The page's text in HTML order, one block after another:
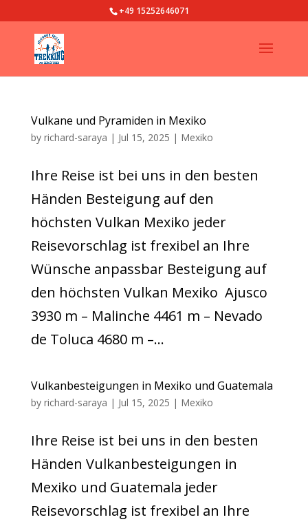
+49 15252646071
Vulkane und Pyramiden in Mexiko
by richard-saraya | Jul 15, 2025 | Mexiko
Ihre Reise ist bei uns in den besten
Händen Besteigung auf den
höchsten Vulkan Mexiko jeder
Reisevorschlag ist frexibel an Ihre
Wünsche anpassbar Besteigung auf
den höchsten Vulkan Mexiko Ajusco
3930 m – Malinche 4461 m – Nevado
de Toluca 4680 m –...
Vulkanbesteigungen in Mexiko und Guatemala
by richard-saraya | Jul 15, 2025 | Mexiko
Ihre Reise ist bei uns in den besten
Händen Vulkanbesteigungen in
Mexiko und Guatemala jeder
Reisevorschlag ist frexibel an Ihre